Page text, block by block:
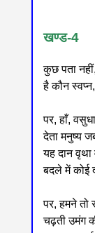
खण्ड-4
कुछ पता
है कौन
पर, हाँ,
देता मनुष्य
यह दान वृथा
बदले में कोई
पर, हमने तो
चढ़ती उमंग